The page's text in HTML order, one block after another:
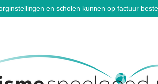
en scholen kunnen op factuur